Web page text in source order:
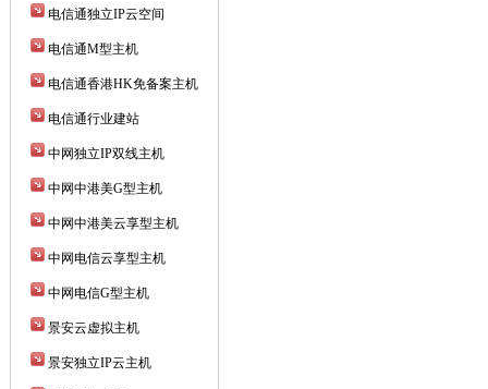
电信通独立IP云空间
电信通M型主机
电信通香港HK免备案主机
电信通行业建站
中网独立IP双线主机
中网中港美G型主机
中网中港美云享型主机
中网电信云享型主机
中网电信G型主机
景安云虚拟主机
景安独立IP云主机